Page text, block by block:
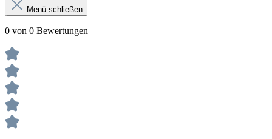
Menü schließen
0 von 0 Bewertungen